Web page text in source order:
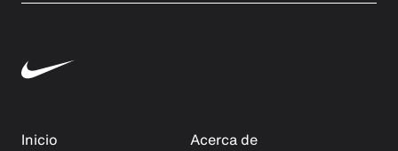
Inicio
Acerca de